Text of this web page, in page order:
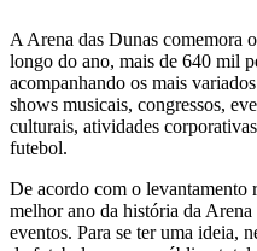
A Arena das Dunas comemora
longo do ano, mais de 640 mil
acompanhando os mais
shows musicais, congressos,
culturais, atividades
futebol.
De acordo com o levantamento
melhor ano da história da
eventos. Para se ter uma ideia,